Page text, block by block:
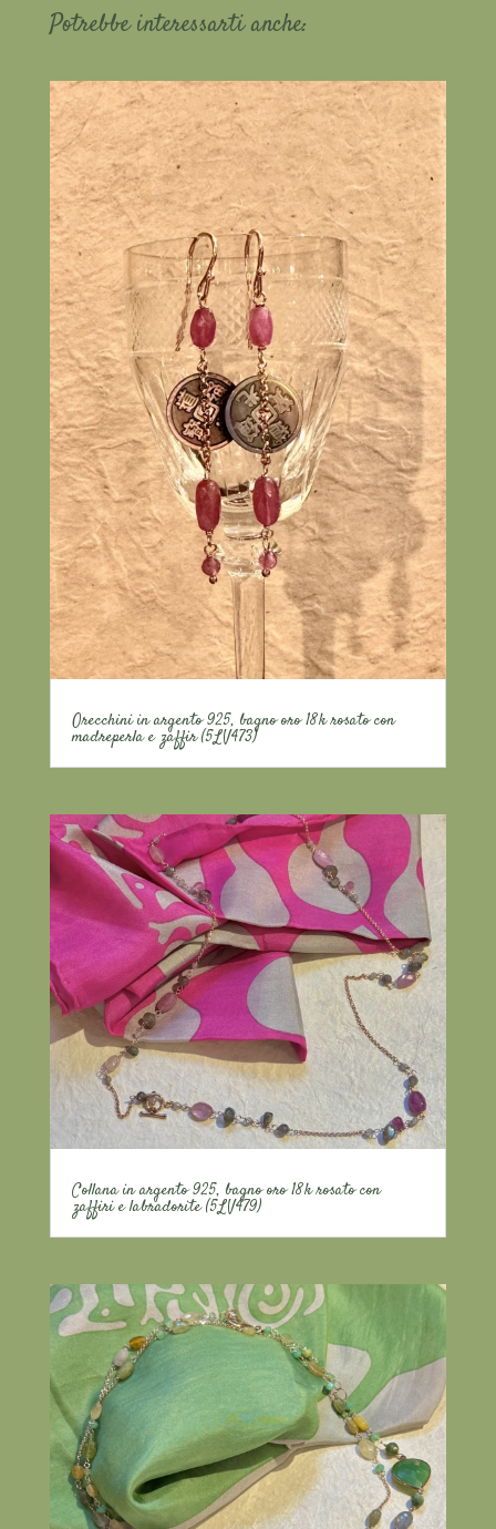
Potrebbe interessarti anche:
Orecchini in argento 925, bagno oro 18k rosato con
madreperla e zaffir (5LV473)
Collana in argento 925, bagno oro 18k rosato con
zaffiri e labradorite (5LV479)